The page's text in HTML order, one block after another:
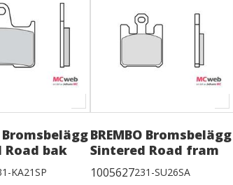
Bromsbelägg
Road bak
KA21SP
BREMBO Bromsbelägg
Sintered Road fram
1005627231-SU26SA